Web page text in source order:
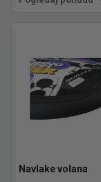
Navlake volana